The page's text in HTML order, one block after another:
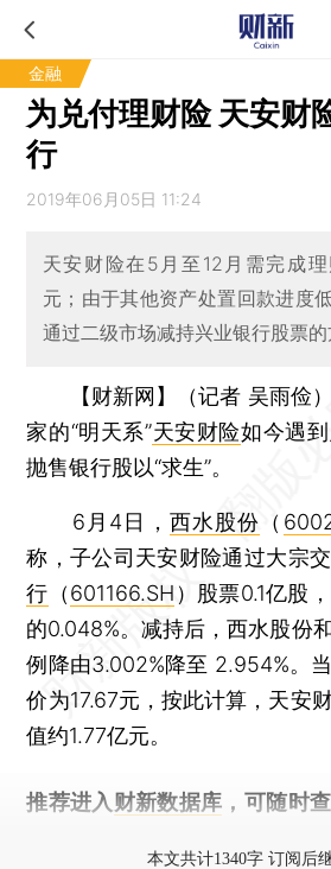
金融
为兑付理财险 天安财
行
2019年06月05日 11:24
天安财险在5月至12月需完成
元；由于其他资产处置回款进度
通过二级市场减持兴业银行股票
【财新网】（记者 吴雨俭）
家的“明天系”天安财险如今遇
抛售银行股以“求生”。
6月4日， 西水股份 （
称，子公司天安财险通过大宗
行 （601166.SH ）股票0.1亿股
的0.048%。减持后，西水股份
例降由3.002%降至 2.954%。
价为17.67元，按此计算，天安
值约1.77亿元。
推荐进入 财新数据库 ，可随时
本文共计1340字 订阅后